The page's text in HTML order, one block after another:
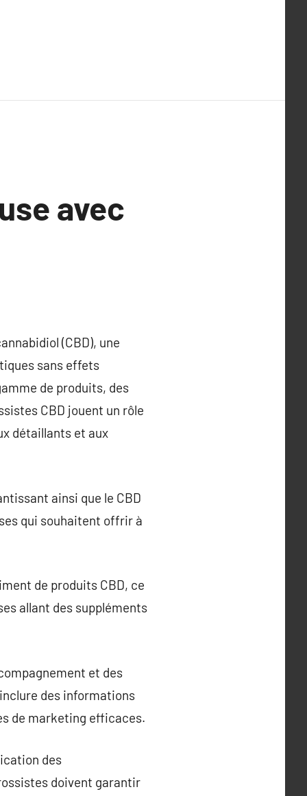
avec
(CBD), une
sans effets
de produits, des
CBD jouent un rôle
détaillants et aux
ainsi que le CBD
qui souhaitent offrir à
de produits CBD, ce
allant des suppléments
et des
des informations
de marketing efficaces.
des
doivent garantir